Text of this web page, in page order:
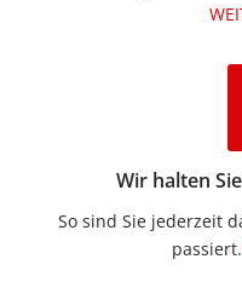
Wir halten
So sind Sie jederzeit
passiert.